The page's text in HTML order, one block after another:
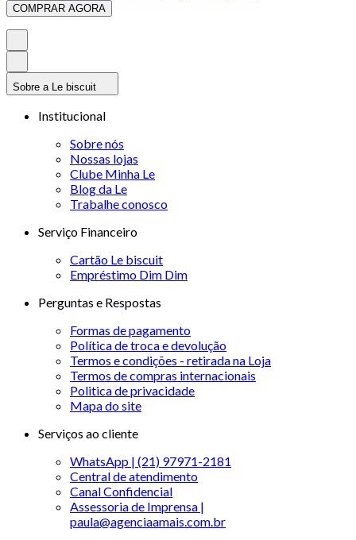
COMPRAR AGORA
Sobre a Le biscuit
Institucional
Sobre nós
Nossas lojas
Clube Minha Le
Blog da Le
Trabalhe conosco
Serviço Financeiro
Cartão Le biscuit
Empréstimo Dim Dim
Perguntas e Respostas
Formas de pagamento
Política de troca e devolução
Termos e condições - retirada na Loja
Termos de compras internacionais
Politica de privacidade
Mapa do site
Serviços ao cliente
WhatsApp | (21) 97971-2181
Central de atendimento
Canal Confidencial
Assessoria de Imprensa |
paula@agenciaamais.com.br